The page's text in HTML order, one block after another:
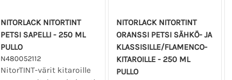
NITORLACK NITORTINT
PETSI SAPELLI - 250 ML
PULLO
N480052112
NitorTINT-värit kitaroille
NITORLACK NITORTINT
ORANSSI PETSI SÄHKÖ- JA
KLASSISILLE/FLAMENCO-
KITAROILLE - 250 ML
PULLO